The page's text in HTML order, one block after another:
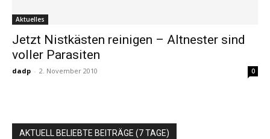
Aktuelles
Jetzt Nistkästen reinigen – Altnester sind
voller Parasiten
dadp - 2. November 2010 0
AKTUELL BELIEBTE BEITRÄGE (7 TAGE)